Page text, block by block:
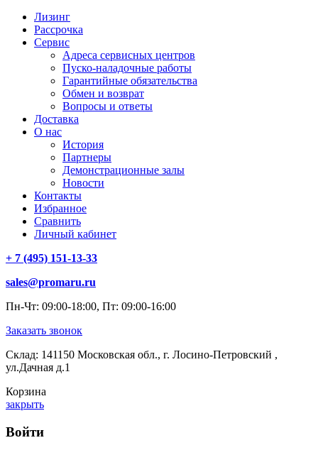
Лизинг
Рассрочка
Сервис
Адреса сервисных центров
Пуско-наладочные работы
Гарантийные обязательства
Обмен и возврат
Вопросы и ответы
Доставка
О нас
История
Партнеры
Демонстрационные залы
Новости
Контакты
Избранное
Сравнить
Личный кабинет
+ 7 (495) 151-13-33
sales@promaru.ru
Пн-Чт: 09:00-18:00, Пт: 09:00-16:00
Заказать звонок
Склад: 141150 Московская обл., г. Лосино-Петровский ,
ул.Дачная д.1
Корзина
закрыть
Войти